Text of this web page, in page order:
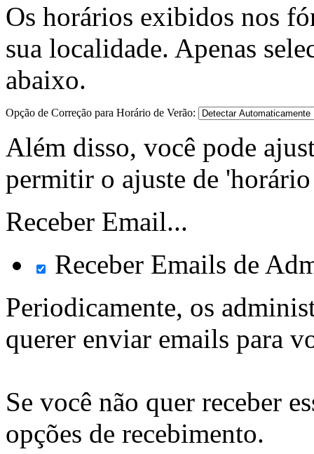
Os horários exibidos nos
sua localidade. Apenas
abaixo.
Opção de Correção para Horário de Verão:
Além disso, você pode
permitir o ajuste de
Receber Email...
Receber Emails de
Periodicamente, os
querer enviar emails para
Se você não quer receber
opções de recebimento.